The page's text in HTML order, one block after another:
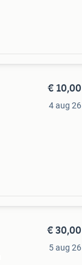
€ 10,00
4 aug 26
€ 30,00
5 aug 26